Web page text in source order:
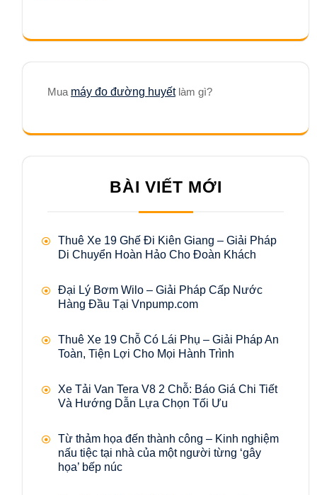
Mua máy đo đường huyếtlàm gì?
BÀI VIẾT MỚI
Thuê Xe 19 Ghế Đi Kiên Giang – Giải Pháp
Di Chuyển Hoàn Hảo Cho Đoàn Khách
Đại Lý Bơm Wilo – Giải Pháp Cấp Nước
Hàng Đầu Tại Vnpump.com
Thuê Xe 19 Chỗ Có Lái Phụ – Giải Pháp An
Toàn, Tiện Lợi Cho Mọi Hành Trình
Xe Tải Van Tera V8 2 Chỗ: Báo Giá Chi Tiết
Và Hướng Dẫn Lựa Chọn Tối Ưu
Từ thảm họa đến thành công – Kinh nghiệm
nấu tiệc tại nhà của một người từng ‘gây
họa’ bếp núc